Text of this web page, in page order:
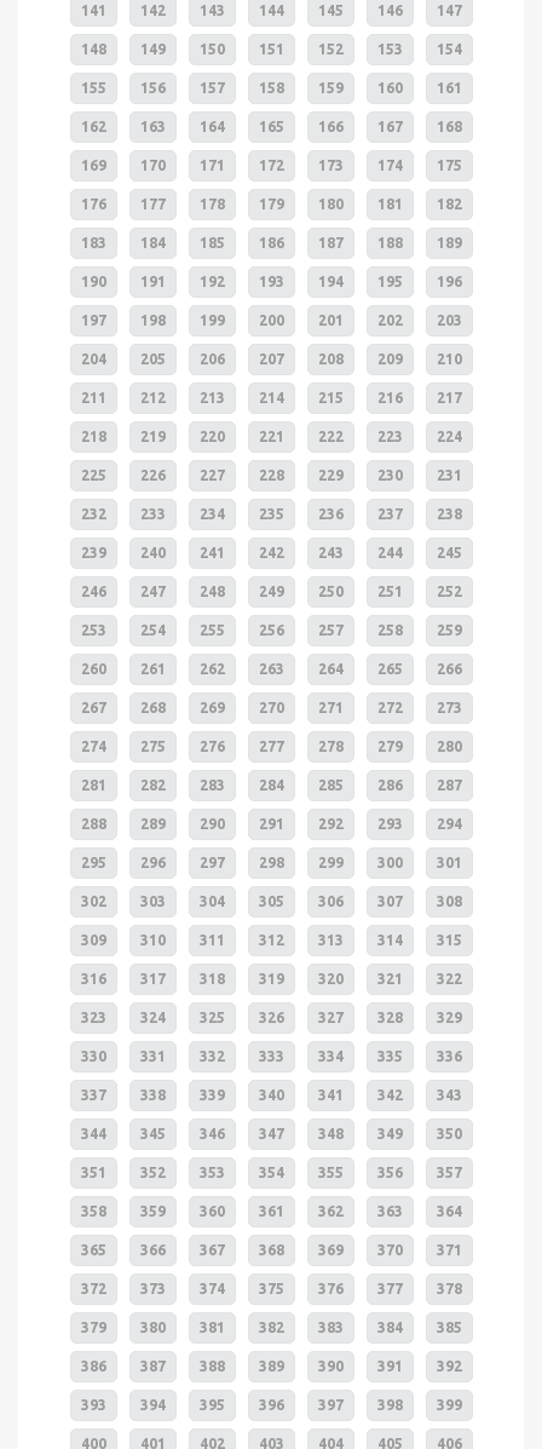
141 142 143 144 145 146 147
148 149 150 151 152 153 154
155 156 157 158 159 160 161
162 163 164 165 166 167 168
169 170 171 172 173 174 175
176 177 178 179 180 181 182
183 184 185 186 187 188 189
190 191 192 193 194 195 196
197 198 199 200 201 202 203
204 205 206 207 208 209 210
211 212 213 214 215 216 217
218 219 220 221 222 223 224
225 226 227 228 229 230 231
232 233 234 235 236 237 238
239 240 241 242 243 244 245
246 247 248 249 250 251 252
253 254 255 256 257 258 259
260 261 262 263 264 265 266
267 268 269 270 271 272 273
274 275 276 277 278 279 280
281 282 283 284 285 286 287
288 289 290 291 292 293 294
295 296 297 298 299 300 301
302 303 304 305 306 307 308
309 310 311 312 313 314 315
316 317 318 319 320 321 322
323 324 325 326 327 328 329
330 331 332 333 334 335 336
337 338 339 340 341 342 343
344 345 346 347 348 349 350
351 352 353 354 355 356 357
358 359 360 361 362 363 364
365 366 367 368 369 370 371
372 373 374 375 376 377 378
379 380 381 382 383 384 385
386 387 388 389 390 391 392
393 394 395 396 397 398 399
400 401 402 403 404 405 406